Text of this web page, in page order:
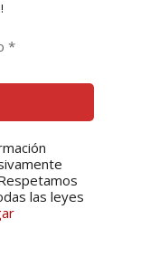
!
las leyes